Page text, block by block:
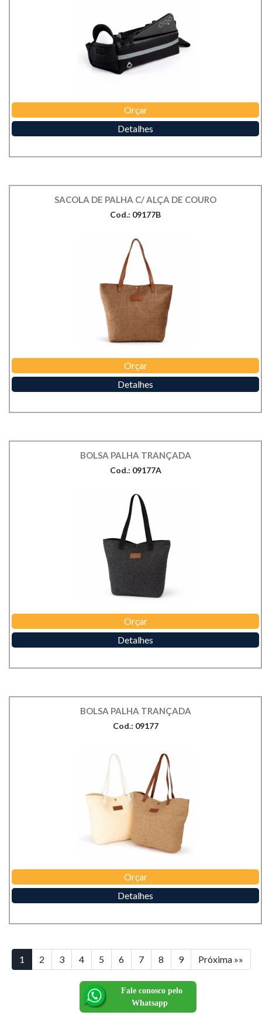
Orçar
Detalhes
SACOLA DE PALHA C/ ALÇA DE COURO
Cod.: 09177B
Orçar
Detalhes
BOLSA PALHA TRANÇADA
Cod.: 09177A
Orçar
Detalhes
BOLSA PALHA TRANÇADA
Cod.: 09177
Orçar
Detalhes
1 2 3 4 5 6 7 8 9 Próxima »»
Fale conosco pelo
Whatsapp